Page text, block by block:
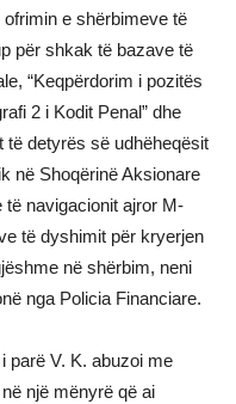
e shërbimeve të
për shkak të bazave të
“Keqpërdorim i pozitës
2 i Kodit Penal” dhe
të detyrës së udhëheqësit
në Shoqërinë Aksionare
navigacionit ajror M-
të dyshimit për kryerjen
në shërbim, neni
nga Policia Financiare.
parë V. K. abuzoi me
një mënyrë që ai